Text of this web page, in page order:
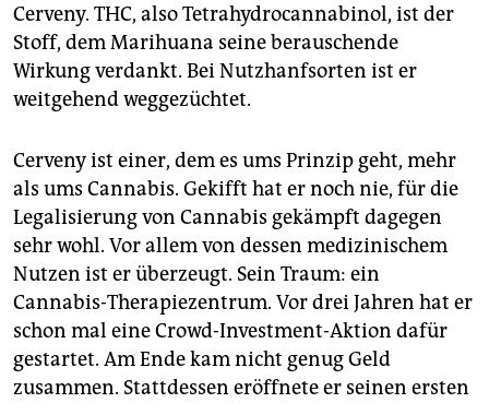
Cerveny. THC, also Tetrahydrocannabinol, ist der
Stoff, dem Marihuana seine berauschende
Wirkung verdankt. Bei Nutzhanfsorten ist er
weitgehend weggezüchtet.
Cerveny ist einer, dem es ums Prinzip geht, mehr
als ums Cannabis. Gekifft hat er noch nie, für die
Legalisierung von Cannabis gekämpft dagegen
sehr wohl. Vor allem von dessen medizinischem
Nutzen ist er überzeugt. Sein Traum: ein
Cannabis-Therapie­zentrum. Vor drei Jahren hat er
schon mal eine Crowd-Investment-Aktion dafür
gestartet. Am Ende kam nicht genug Geld
zusammen. Stattdessen eröffnete er seinen ersten